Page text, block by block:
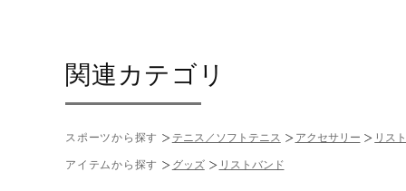
関連カテゴリ
スポーツから探す テニス／ソフトテニス アクセサリー リス
アイテムから探す グッズ リストバンド